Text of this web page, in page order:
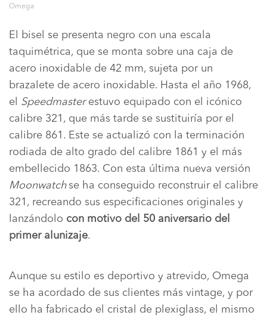
Omega
El bisel se presenta negro con una escala
taquimétrica, que se monta sobre una caja de
acero inoxidable de 42 mm, sujeta por un
brazalete de acero inoxidable. Hasta el año 1968,
el Speedmasterestuvo equipado con el icónico
calibre 321, que más tarde se sustituiría por el
calibre 861. Este se actualizó con la terminación
rodiada de alto grado del calibre 1861 y el más
embellecido 1863. Con esta última nueva versión
Moonwatch se ha conseguido reconstruir el calibre
321, recreando sus especificaciones originales y
lanzándolo con motivo del 50 aniversario del
primer alunizaje.
Aunque su estilo es deportivo y atrevido, Omega
se ha acordado de sus clientes más vintage, y por
ello ha fabricado el cristal de plexiglass, el mismo